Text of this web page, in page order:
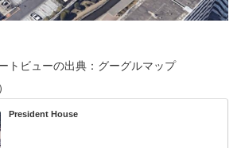
トビューの出典：グーグルマップ
President House